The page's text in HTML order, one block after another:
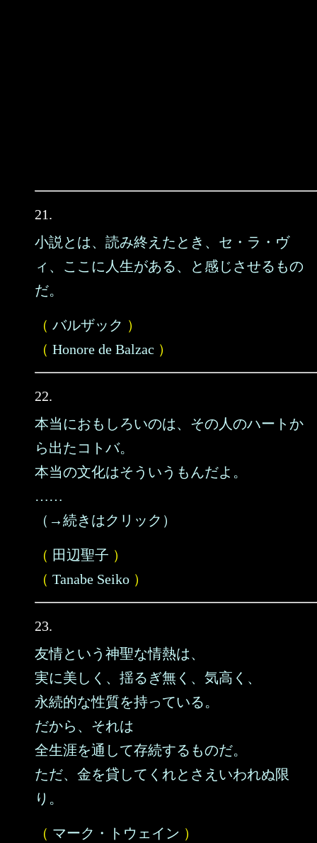
21.
小説とは、読み終えたとき、セ・ラ・ヴ
ィ、ここに人生がある、と感じさせるもの
だ。
（ バルザック ）
（ Honore de Balzac ）
22.
本当におもしろいのは、その人のハートか
ら出たコトバ。
本当の文化はそういうもんだよ。
……
（→続きはクリック）
（ 田辺聖子 ）
（ Tanabe Seiko ）
23.
友情という神聖な情熱は、
実に美しく、揺るぎ無く、気高く、
永続的な性質を持っている。
だから、それは
全生涯を通して存続するものだ。
ただ、金を貸してくれとさえいわれぬ限
り。
（ マーク・トウェイン ）